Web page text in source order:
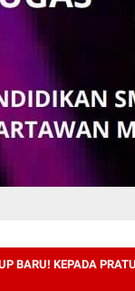
BARU! KEPADA